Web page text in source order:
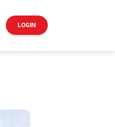
LOGIN